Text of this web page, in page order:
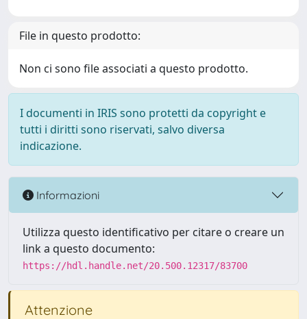
File in questo prodotto:
Non ci sono file associati a questo prodotto.
I documenti in IRIS sono protetti da copyright e
tutti i diritti sono riservati, salvo diversa
indicazione.
Informazioni
Utilizza questo identificativo per citare o creare un
link a questo documento:
https://hdl.handle.net/20.500.12317/83700
Attenzione